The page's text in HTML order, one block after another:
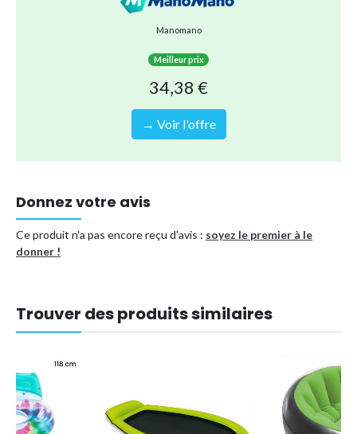
compact et léger qu'il ne prend presque pas de place, ce qui le
rend idéal pour vos déplacements.
Matériau de haute qualité】 - Notre chaise de piscine
flottante 4 en 1 est réalisée en PVC, un matériau qui présente de
resistance aux changements, etc. De plus, ce PVC est non
seulement confortable, mais aussi non toxique et sans goût, vous
Type de produit
Référence (EAN)
9095130152799
Manomano
Meilleur prix
34,38 €
→ Voir l'offre
Donnez votre avis
Ce produit n'a pas encore reçu d'avis : soyez le premier à le
donner !
Trouver des produits similaires